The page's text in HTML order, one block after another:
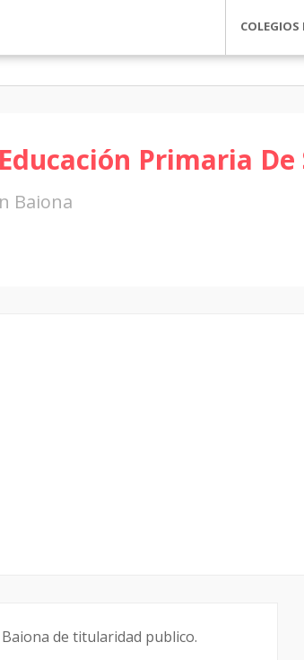
Primaria De
Baiona
de titularidad publico.